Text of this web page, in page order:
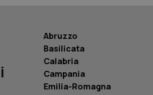
Abruzzo
Basilicata
Calabria
Campania
Emilia-Romagna